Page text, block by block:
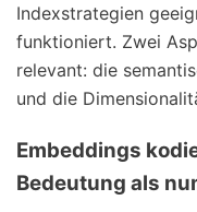
Indexstrategien
funktioniert. Zwei
relevant: die
und die
Embeddings
Bedeutung als